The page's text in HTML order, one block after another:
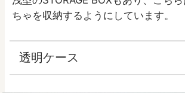
ちゃを収納するようにしています。
透明ケース